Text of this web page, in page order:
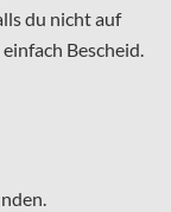
du nicht auf
Bescheid.